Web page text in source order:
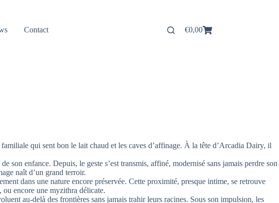
Contact
Panier
€0,00
qui sent bon le lait chaud et les caves d’affinage. À la tête d’Arcadia Dairy, il
son enfance. Depuis, le geste s’est transmis, affiné, modernisé sans jamais perdre son
naît d’un grand terroir.
dans une nature encore préservée. Cette proximité, presque intime, se retrouve
encore une myzithra délicate.
au-delà des frontières sans jamais trahir leurs racines. Sous son impulsion, les